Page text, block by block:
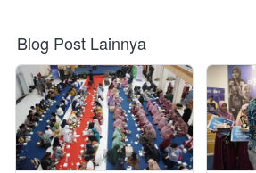
Blog Post Lainnya